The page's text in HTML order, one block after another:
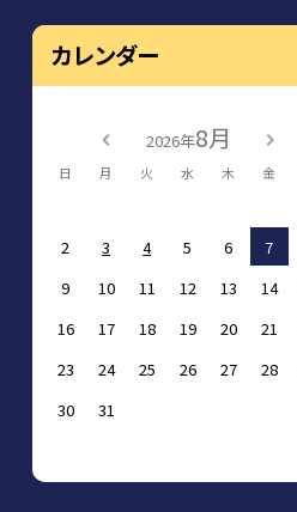
カレンダー
2026年8月
日 月 火 水 木 金
2
3 4 5 6 7
9
10 11 12 13 14
16
17 18 19 20 21
23
24 25 26 27 28
30
31